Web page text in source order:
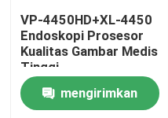
Tur Pabrik
Kontrol Kualitas
VP-4450HD+XL-4450
Endoskopi Prosesor
Kualitas Gambar Medis
Tinggi
mengirimkan